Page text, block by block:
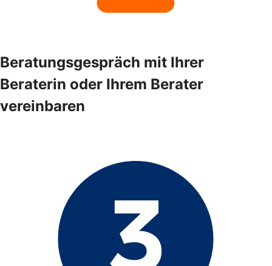
Beratungsgespräch mit Ihrer
Beraterin oder Ihrem Berater
vereinbaren